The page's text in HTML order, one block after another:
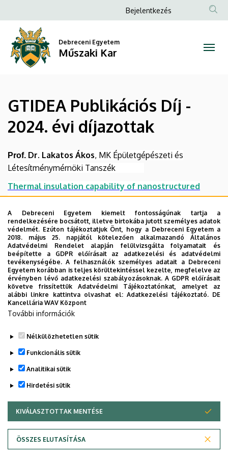
Publikációs
Díj
évi
díjazottak
Műszaki
Kar
a
tartalomra
Anonim
Bejelentkezés
Debreceni Egyetem
Műszaki Kar
GTIDEA Publikációs Díj -
2024. évi díjazottak
Prof. Dr. Lakatos Ákos, MK Épületgépészeti és
Létesítménymérnöki Tanszék
Thermal insulation capability of nanostructured
insulations and their combination as hybrid
insulation systems.In: Case Studies in Thermal
Engineering
Dr. Török László, MK Ipari Folyamatmenedzsment
Intézet Műszaki Menedzsment és Vállalkozási
Tanszék
Ambivalent changes in the correlation of energy
consumption and economic growth in the member
states of the European Union (2010–2019).
Legutóbbi frissítés: 2025. 06. 11. 11:27
Adatvédelem
A Debreceni Egyetem kiemelt fontosságúnak tartja a
rendelkezésére bocsátott, illetve birtokába jutott személyes adatok
védelmét. Ezúton tájékoztatjuk Önt, hogy a Debreceni Egyetem a
2018. május 25. napjától kötelezően alkalmazandó Általános
Adatvédelmi Rendelet alapján felülvizsgálta folyamatait és
beépítette a GDPR előírásait az adatkezelési és adatvédelmi
tevékenységébe. A felhasználók személyes adatait a Debreceni
Egyetem korábban is teljes körültekintéssel kezelte, megfelelve az
érvényben lévő adatkezelési szabályozásoknak. A GDPR előírásait
követve frissítettük Adatvédelmi Tájékoztatónkat, amelyet az
alábbi linkre kattintva olvashat el:Adatkezelési tájékoztató. DE
Kancellária WAV Központ
További információk
Nélkülözhetetlen sütik
Funkcionális sütik
Analitikai sütik
Hirdetési sütik
KIVÁLASZTOTTAK MENTÉSE
ÖSSZES ELUTASÍTÁSA
WITHDRAW CONSENT